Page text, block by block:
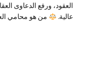
العقود، ورفع الدعاوى
عالية.
من هو محامي